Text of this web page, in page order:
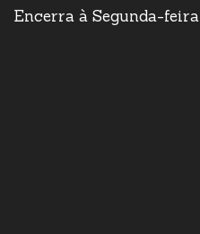
Encerra à Segunda-feira